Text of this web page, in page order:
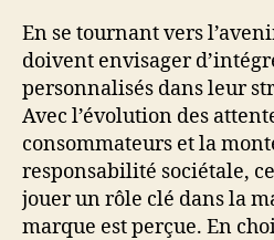
En se tournant vers
doivent envisager
personnalisés dans leur
Avec l’évolution des
consommateurs et la
responsabilité sociétale,
jouer un rôle clé dans la
marque est perçue. En